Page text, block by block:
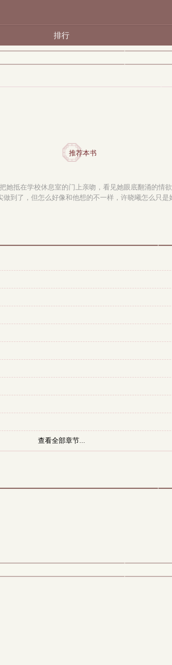
排行
推荐本书
她抵在学校休息室的门上亲吻，看见她眼底翻涌的
了，但怎么好像和他想的不一样，许晓曦怎么只
查看全部章节...